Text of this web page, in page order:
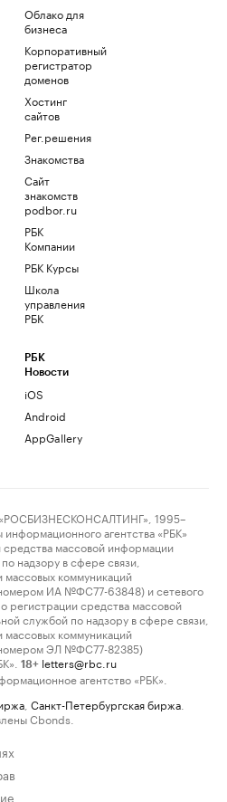
Облако для
бизнеса
Корпоративный
регистратор
доменов
Хостинг
сайтов
Рег.решения
Знакомства
Сайт
знакомств
podbor.ru
РБК
Компании
РБК Курсы
Школа
управления
РБК
РБК
Новости
iOS
Android
AppGallery
1995–
агентства «РБК»
средства массовой информации
надзору в сфере связи,
коммуникаций
ИА №ФС77-63848) и сетевого
регистрации средства массовой
службой по надзору в сфере связи,
коммуникаций
ЭЛ №ФС77-82385)
18+ letters@rbc.ru
агентство «РБК».
Санкт-Петербургская биржа
Cbonds.